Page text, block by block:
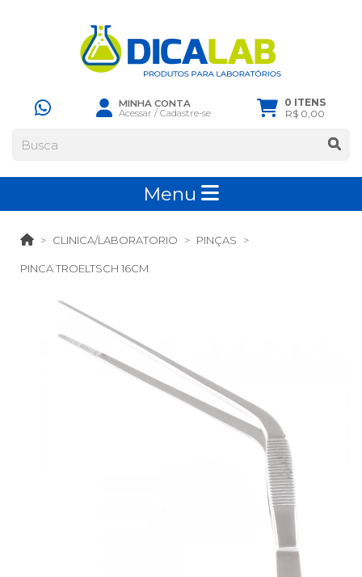
MINHA CONTA
Acessar /Cadastre-se
0 ITENS
R$ 0,00
Menu
CLINICA/LABORATORIO PINÇAS
PINCA TROELTSCH 16CM